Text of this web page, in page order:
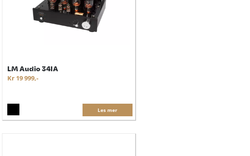
LM Audio 34IA
Kr 19 999,-
Les mer